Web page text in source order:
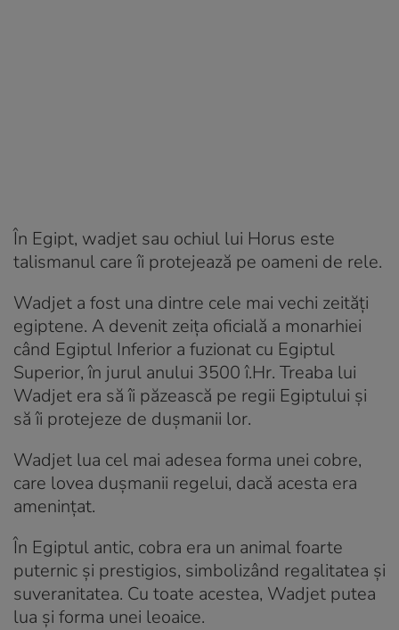
În Egipt, wadjet sau ochiul lui Horus este
talismanul care îi protejează pe oameni de rele.
Wadjet a fost una dintre cele mai vechi zeități
egiptene. A devenit zeița oficială a monarhiei
când Egiptul Inferior a fuzionat cu Egiptul
Superior, în jurul anului 3500 î.Hr. Treaba lui
Wadjet era să îi păzească pe regii Egiptului și
să îi protejeze de dușmanii lor.
Wadjet lua cel mai adesea forma unei cobre,
care lovea dușmanii regelui, dacă acesta era
amenințat.
În Egiptul antic, cobra era un animal foarte
puternic și prestigios, simbolizând regalitatea și
suveranitatea. Cu toate acestea, Wadjet putea
lua și forma unei leoaice.